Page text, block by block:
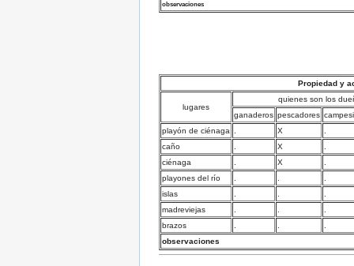
observaciones
Propiedad y
lugares
quienes son los
ganaderos pescadores
playón de ciénaga
X
caño
X
ciénaga
X
playones del río
islas
madreviejas
brazos
observaciones